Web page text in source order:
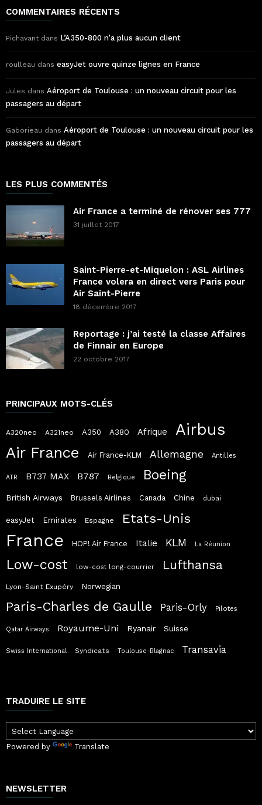
COMMENTAIRES RÉCENTS
Pichavant dans L’A350-800 n’a plus aucun client
roulleau dans easyJet ouvre quinze lignes en France
Jules dans Aéroport de Toulouse : un nouveau circuit pour les
passagers au départ
Gaborieau dans Aéroport de Toulouse : un nouveau circuit pour les
passagers au départ
LES PLUS COMMENTÉS
Air France a terminé de rénover ses 777
31 juillet 2017
Saint-Pierre-et-Miquelon : ASL Airlines
France volera en direct vers Paris pour
Air Saint-Pierre
18 décembre 2017
Reportage : j’ai testé la classe Affaires
de Finnair en Europe
22 octobre 2017
PRINCIPAUX MOTS-CLÉS
A320neo A321neo A350 A380 Afrique Airbus
Air France Air France-KLM Allemagne Antilles
ATR B737 MAX B787 Belgique Boeing
British Airways Brussels Airlines Canada Chine dubai
easyJet Emirates Espagne Etats-Unis
France HOP! Air France Italie KLM La Réunion
Low-cost low-cost long-courrier Lufthansa
Lyon-Saint Exupéry Norwegian
Paris-Charles de Gaulle Paris-Orly Pilotes
Qatar Airways Royaume-Uni Ryanair Suisse
Swiss International Syndicats Toulouse-Blagnac Transavia
TRADUIRE LE SITE
Powered by Translate
NEWSLETTER